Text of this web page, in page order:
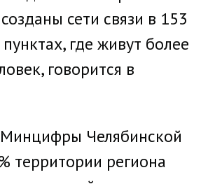
сети связи в 153
где живут более
говорится в
Челябинской
территории региона